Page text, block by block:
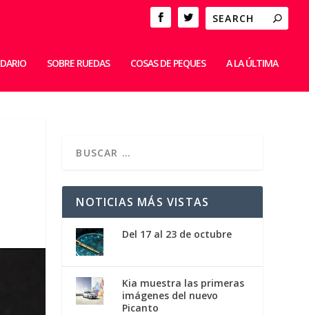
SOBRE RUEDAS COSAS DE PEQUES A LA ÚLTIMA
NOTICIAS MÁS VISTAS
Del 17 al 23 de octubre
Kia muestra las primeras
imágenes del nuevo
Picanto